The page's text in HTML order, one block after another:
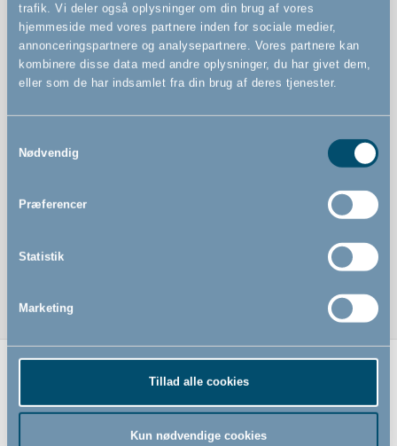
trafik. Vi deler også oplysninger om din brug af vores
hjemmeside med vores partnere inden for sociale medier,
annonceringspartnere og analysepartnere. Vores partnere kan
kombinere disse data med andre oplysninger, du har givet dem,
eller som de har indsamlet fra din brug af deres tjenester.
Nødvendig
Præferencer
Statistik
Marketing
Tillad alle cookies
Kun nødvendige cookies
StepFree-opgradering: Flad bund i lågen uden
snublekant – mere naturlig passage i hverdagen, især
når du har hænderne fulde (robotstøvsuger kommer
også lettere igennem)
Relaterede produkter